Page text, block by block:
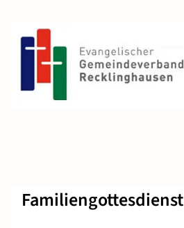
Familiengottesdienst